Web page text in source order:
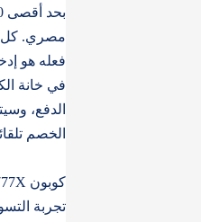
مصري. كل
فعله هو
في خانة
الدفع،
الخصم
تجربة